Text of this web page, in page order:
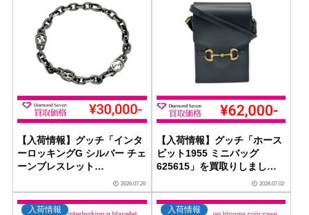
【入荷情報】グッチ「インタ
ーロッキングG シルバー チェ
ーンブレスレット
（620798）」を買取りしま
した｜ダイヤモンドセブン
2026.07.26
【入荷情報】グッチ「ホース
ビット1955 ミニバッグ
625615」を買取りしました
｜ダイヤモンドセブン
2026.07.02
入荷情報 入荷情報